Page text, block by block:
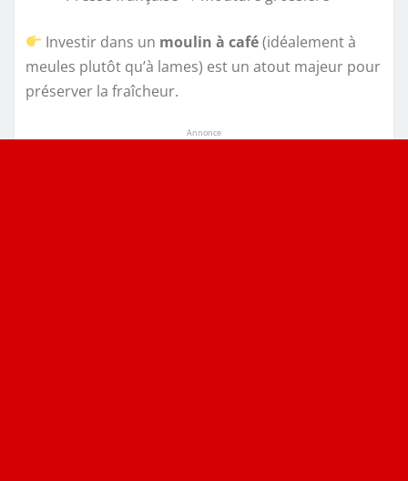
Investir dans un moulin à café(idéalement à
meules plutôt qu’à lames) est un atout majeur pour
préserver la fraîcheur.
Annonce